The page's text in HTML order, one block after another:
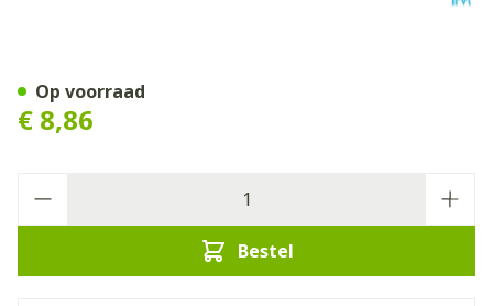
€ 8,86
Bestel
Op voorraad